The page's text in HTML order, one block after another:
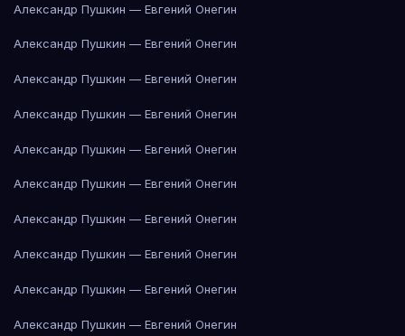
Александр Пушкин — Евгений Онегин
Александр Пушкин — Евгений Онегин
Александр Пушкин — Евгений Онегин
Александр Пушкин — Евгений Онегин
Александр Пушкин — Евгений Онегин
Александр Пушкин — Евгений Онегин
Александр Пушкин — Евгений Онегин
Александр Пушкин — Евгений Онегин
Александр Пушкин — Евгений Онегин
Александр Пушкин — Евгений Онегин